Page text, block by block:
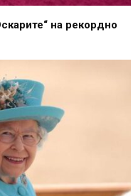
на рекордно